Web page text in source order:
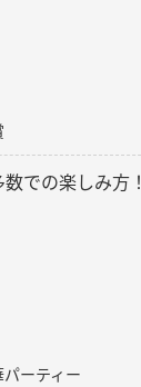
での楽しみ方！
ーティー